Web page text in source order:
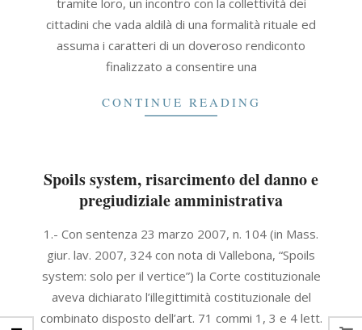
tramite loro, un incontro con la collettività dei
cittadini che vada aldilà di una formalità rituale ed
assuma i caratteri di un doveroso rendiconto
finalizzato a consentire una
CONTINUE READING
Spoils system, risarcimento del danno e
pregiudiziale amministrativa
09-
30
1.- Con sentenza 23 marzo 2007, n. 104 (in Mass.
giur. lav. 2007, 324 con nota di Vallebona, “Spoils
system: solo per il vertice”) la Corte costituzionale
aveva dichiarato l’illegittimità costituzionale del
combinato disposto dell’art. 71 commi 1, 3 e 4 lett.